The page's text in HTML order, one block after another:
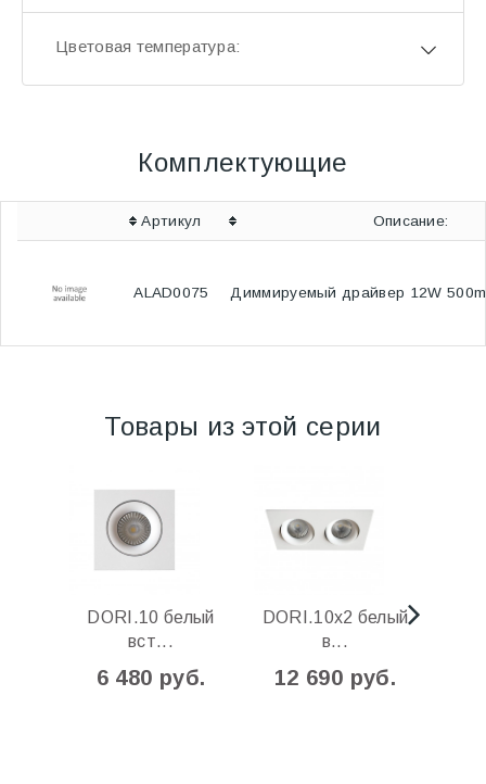
Цветовая температура:
Комплектующие
Артикул Описание:
ALAD0075 Диммируемый драйвер 12W
Товары из этой серии
DORI.10 белый
вст...
6 480 руб.
DORI.10x2 белый
в...
12 690 руб.